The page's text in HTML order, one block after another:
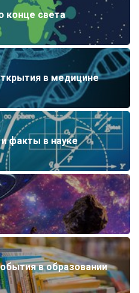
конце света
в медицине
факты в науке
в образовании